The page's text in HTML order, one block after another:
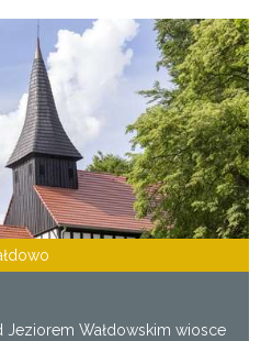
Jeziorem Wałdowskim wiosce